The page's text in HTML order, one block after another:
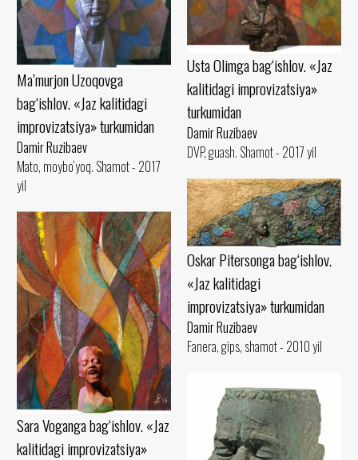
Usta Olimga bag‘ishlov. «Jaz
kalitidagi improvizatsiya»
turkumidan
Damir Ruzibaev
DVP, guash. Shamot - 2017 yil
Ma’murjon Uzoqovga
bag‘ishlov. «Jaz kalitidagi
improvizatsiya» turkumidan
Damir Ruzibaev
Mato, moybo‘yoq. Shamot - 2017
yil
Oskar Pitersonga bag‘ishlov.
«Jaz kalitidagi
improvizatsiya» turkumidan
Damir Ruzibaev
Fanera, gips, shamot - 2010 yil
Sara Voganga bag‘ishlov. «Jaz
kalitidagi improvizatsiya»